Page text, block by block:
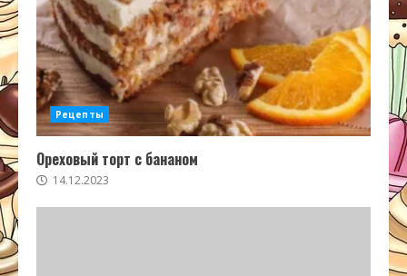
Рецепты
Ореховый торт с бананом
14.12.2023